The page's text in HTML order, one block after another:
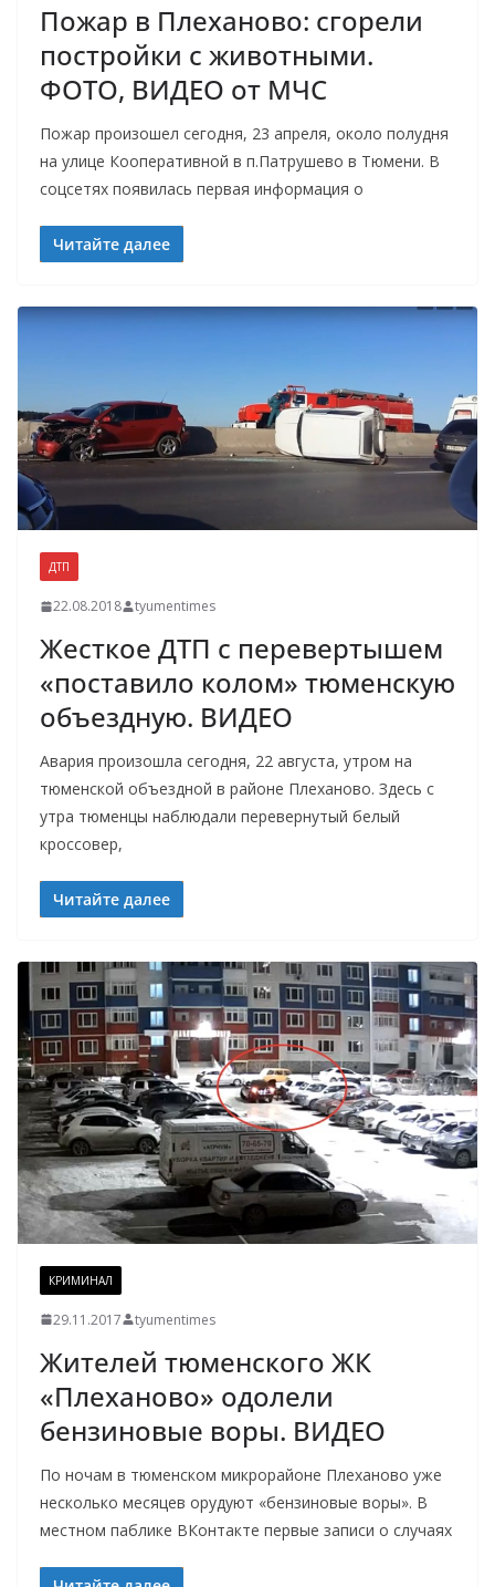
Пожар в Плеханово: сгорели
постройки с животными.
ФОТО, ВИДЕО от МЧС
Пожар произошел сегодня, 23 апреля, около полудня
на улице Кооперативной в п.Патрушево в Тюмени. В
соцсетях появилась первая информация о
Читайте далее
ДТП
22.08.2018 tyumentimes
Жесткое ДТП с перевертышем
«поставило колом» тюменскую
объездную. ВИДЕО
Авария произошла сегодня, 22 августа, утром на
тюменской объездной в районе Плеханово. Здесь с
утра тюменцы наблюдали перевернутый белый
кроссовер,
Читайте далее
КРИМИНАЛ
29.11.2017 tyumentimes
Жителей тюменского ЖК
«Плеханово» одолели
бензиновые воры. ВИДЕО
По ночам в тюменском микрорайоне Плеханово уже
несколько месяцев орудуют «бензиновые воры». В
местном паблике ВКонтакте первые записи о случаях